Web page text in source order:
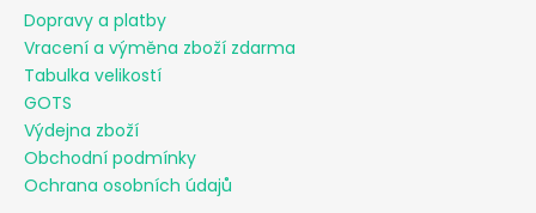
Dopravy a platby
Vracení a výměna zboží zdarma
Tabulka velikostí
GOTS
Výdejna zboží
Obchodní podmínky
Ochrana osobních údajů